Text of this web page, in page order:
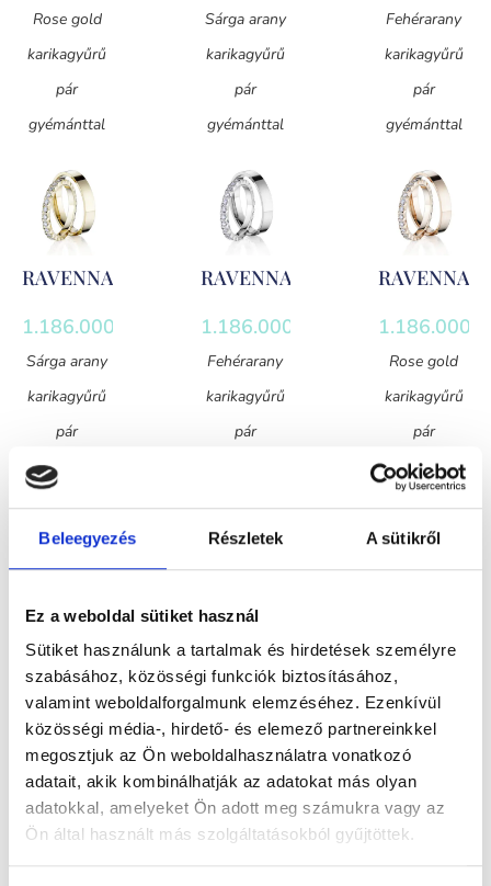
Beleegyezés Részletek A sütikről
Ez a weboldal sütiket használ
Sütiket használunk a tartalmak és hirdetések személyre
szabásához, közösségi funkciók biztosításához,
valamint weboldalforgalmunk elemzéséhez. Ezenkívül
közösségi média-, hirdető- és elemező partnereinkkel
megosztjuk az Ön weboldalhasználatra vonatkozó
adatait, akik kombinálhatják az adatokat más olyan
adatokkal, amelyeket Ön adott meg számukra vagy az
Ön által használt más szolgáltatásokból gyűjtöttek.
Rose gold
karikagyűrű
pár
gyémánttal
Sárga arany
karikagyűrű
pár
gyémánttal
Fehérarany
karikagyűrű
pár
gyémánttal
RAVENNA
1.186.000
Sárga arany
karikagyűrű
pár
gyémántokkal
RAVENNA
1.186.000
Fehérarany
karikagyűrű
pár
RAVENNA
1.186.000
Rose gold
karikagyűrű
pár
gyémántokkal
RINEIRA
1.043.000 Ft
Fehérarany
karikagyűrű
pár
gyémántokkal
RINEIRA
1.043.000Ft
Sárga arany
karikagyűrű
gyémántokkal
1.043.000
Rose gold
karikagyűrű
gyémántokkal